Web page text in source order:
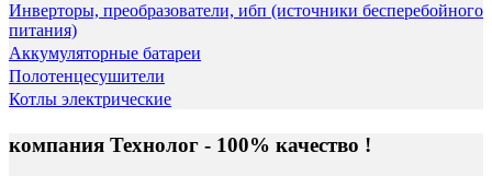
Инверторы, преобразователи, ибп (источники бесперебойного
питания)
Аккумуляторные батареи
Полотенцесушители
Котлы электрические
компания Технолог - 100% качество !